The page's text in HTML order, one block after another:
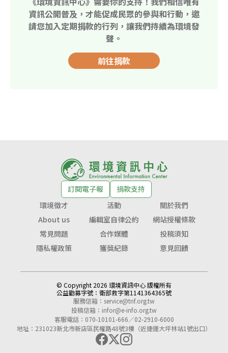
資訊公開普及，才能促成民眾的參與和行動，邀
請您加入定期捐款的行列，讓我們持續為環境發
聲。
前往捐款
訂閱電子報
捐款支持
環境徵才
活動
關於我們
About us
編輯室自律公約
網站授權條款
常見問題
合作媒體
投稿須知
隱私權政策
獲獎紀錄 意見回饋
© Copyright 2026 環境資訊中心 版權所有
公益勸募字號： 衛部救字第1141364365號
服務信箱： service@tnf.org.tw
投稿信箱： infor@e-info.org.tw
客服電話：070-10101-666／02-2910-6000
地址：231023新北市新店區民權路48號3樓（近捷運大坪林站1號出口）